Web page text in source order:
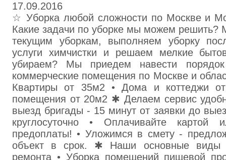
17.09.2016
☆ Уборка любой сложности по Москве и
Какие задачи по уборке мы можем решить?
текущим уборкам, выполняем уборку
услуги химчистки и решаем мелкие
убираем? Мы приедем навести
коммерческие помещения по Москве и
Квартиры от 35м2 • Дома и коттеджи
помещения от 20м2 ✱ Делаем сервис
выезд бригады - 15 минут от заявки до
круглосуточно • Оплачивайте
предоплаты! • Уложимся в смету -
объект в срок. ✱ Наши основные виды
ремонта • Уборка помещений пищевой